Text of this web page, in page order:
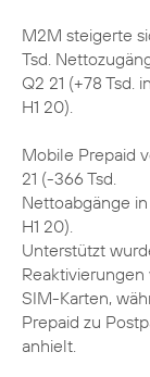
M2M steigerte
Tsd.
Q2 21 (+78 Tsd.
H1 20).
Mobile Prepaid
21 (-366 Tsd.
Nettoabgänge in
H1 20).
Unterstützt
Reaktivierungen
SIM-Karten,
Prepaid zu
anhielt.